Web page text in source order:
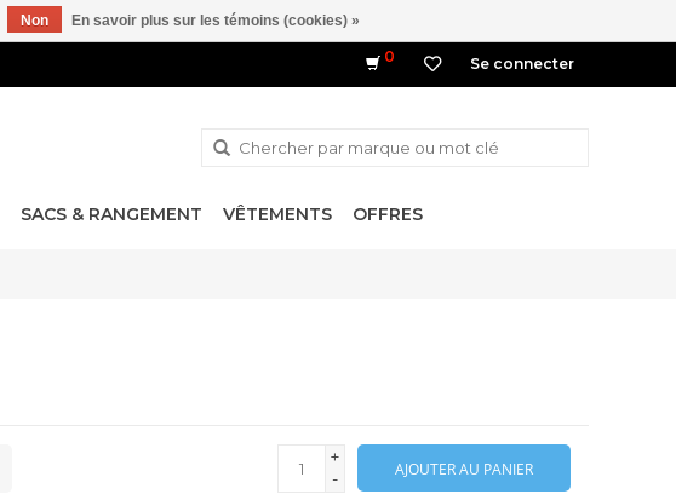
0 Se connecter
SACS & RANGEMENT VÊTEMENTS OFFRES
+
-
AJOUTER AU PANIER
Non En savoir plus sur les témoins (cookies) »